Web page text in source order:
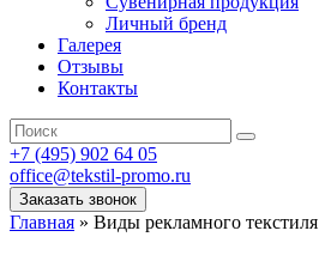
Личный бренд
Галерея
Отзывы
Контакты
+7 (495) 902 64 05
office@tekstil-promo.ru
Заказать звонок
Главная » Виды рекламного текстиля